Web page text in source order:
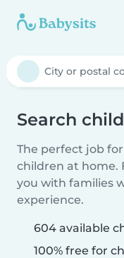
Search
The perfect job
children at home.
you with families
experience.
604 available
100% free for